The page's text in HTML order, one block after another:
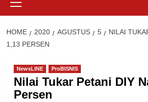
Menu
HOME 2020 AGUSTUS 5
NILAI
1,13 PERSEN
NewsLINE ProBISNIS
Nilai Tukar Petani DIY
Persen